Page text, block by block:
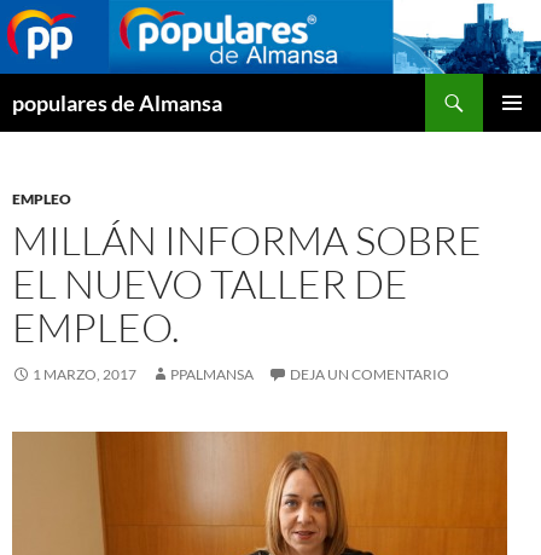
populares de Almansa
EMPLEO
MILLÁN INFORMA SOBRE
EL NUEVO TALLER DE
EMPLEO.
1 MARZO, 2017 PPALMANSA DEJA UN COMENTARIO